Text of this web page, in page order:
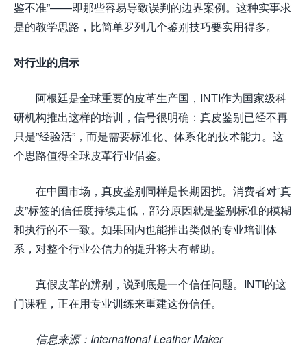
鉴不准”——即那些容易导致误判的边界案例。这种实事求
是的教学思路，比简单罗列几个鉴别技巧要实用得多。
对行业的启示
阿根廷是全球重要的皮革生产国，INTI作为国家级科
研机构推出这样的培训，信号很明确：真皮鉴别已经不再
只是”经验活”，而是需要标准化、体系化的技术能力。这
个思路值得全球皮革行业借鉴。
在中国市场，真皮鉴别同样是长期困扰。消费者对”真
皮”标签的信任度持续走低，部分原因就是鉴别标准的模糊
和执行的不一致。如果国内也能推出类似的专业培训体
系，对整个行业公信力的提升将大有帮助。
真假皮革的辨别，说到底是一个信任问题。INTI的这
门课程，正在用专业训练来重建这份信任。
信息来源：International Leather Maker